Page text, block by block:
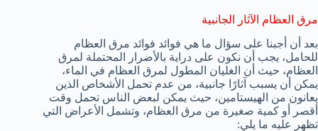
مرق العظام الآثار الجانبية
بعد أن أجبنا على سؤال ما هي فوائد فوائد مرق العظام
للحامل، يجب أن نكون على دراية بالأضرار المحتملة لمرق
العظام، حيث أن الغليان المطول لمرق العظام في الماء،
يمكن أن يسبب آثارًا جانبية، من عدم تحمل الأشخاص الذين
يعانون من الهيستامين، حيث يمكن لبعض الناس تحمل وقت
أقصر أو كمية صغيرة من مرق العظام، وتشمل الأعراض التي
تظهر عليه ما يلي: